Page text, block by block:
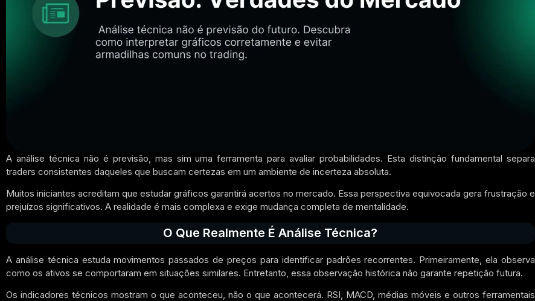
A análise técnica não é previsão, mas sim uma ferramenta para avaliar probabilidades. Esta distinção fundamental separa
traders consistentes daqueles que buscam certezas em um ambiente de incerteza absoluta.
Muitos iniciantes acreditam que estudar gráficos garantirá acertos no mercado. Essa perspectiva equivocada gera frustração e
prejuízos significativos. A realidade é mais complexa e exige mudança completa de mentalidade.
O Que Realmente É Análise Técnica?
A análise técnica estuda movimentos passados de preços para identificar padrões recorrentes. Primeiramente, ela observa
como os ativos se comportaram em situações similares. Entretanto, essa observação histórica não garante repetição futura.
Os indicadores técnicos mostram o que aconteceu, não o que acontecerá. RSI, MACD, médias móveis e outros ferramentais